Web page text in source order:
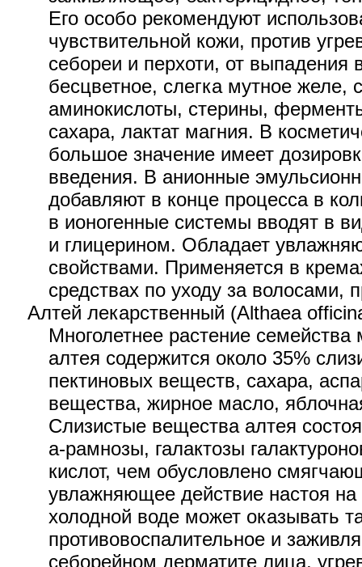
Его особо рекомендуют
чувствительной кожи, против
себореи и перхоти, от выпадения
бесцветное, слегка мутное желе,
аминокислоты, стерины,
сахара, лактат магния. В
большое значение имеет
введения. В анионные
добавляют в конце процесса в
в ионогенные системы вводят в
и глицерином. Обладает
свойствами. Применяется в
средствах по уходу за волосами,
Алтей лекарственный (Althaea
Многолетнее растение
алтея содержится около 35%
пектиновых веществ, сахара,
вещества, жирное масло,
Слизистые вещества алтея
a-рамнозы, галактозы
кислот, чем обусловлено
увлажняющее действие настоя на
холодной воде может оказывать
противовоспалительное и
себорейном дерматите лица,